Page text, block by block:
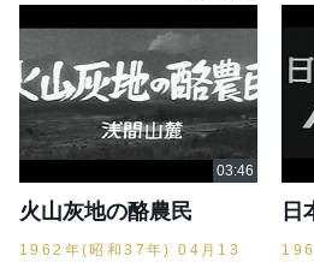
火山灰地の酪農民
1962年(昭和37年) 04月13
日